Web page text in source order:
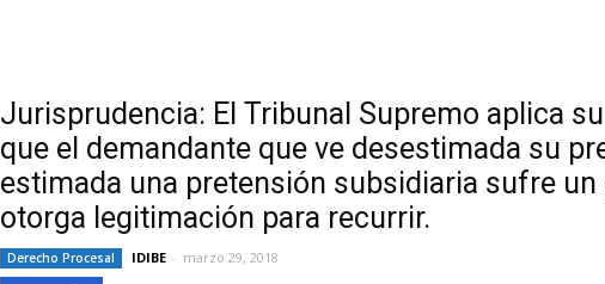
Jurisprudencia: El Tribunal Supremo aplica
que el demandante que ve desestimada su
estimada una pretensión subsidiaria sufre un
otorga legitimación para recurrir.
Derecho Procesal IDIBE - marzo 29, 2018